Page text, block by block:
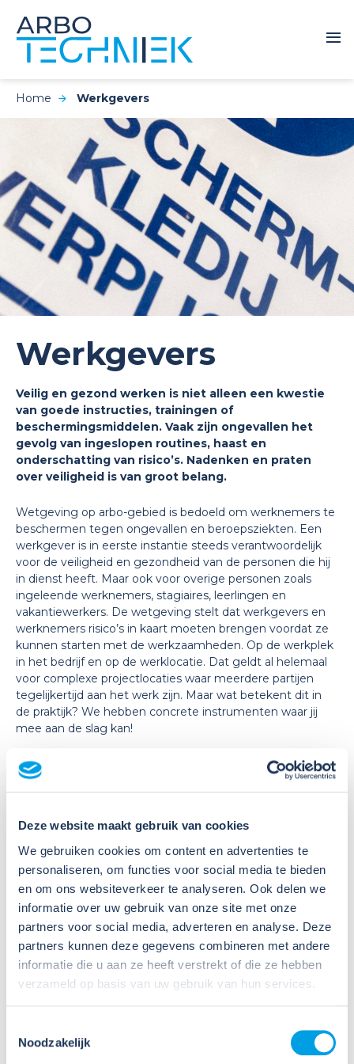
Deze website maakt gebruik van cookies
We gebruiken cookies om content en advertenties te
personaliseren, om functies voor social media te bieden
en om ons websiteverkeer te analyseren. Ook delen we
informatie over uw gebruik van onze site met onze
partners voor social media, adverteren en analyse. Deze
partners kunnen deze gegevens combineren met andere
informatie die u aan ze heeft verstrekt of die ze hebben
verzameld op basis van uw gebruik van hun services.
Noodzakelijk
Home Werkgevers
Werkgevers
Veilig en gezond werken is niet alleen een kwestie
van goede instructies, trainingen of
beschermingsmiddelen. Vaak zijn ongevallen het
gevolg van ingeslopen routines, haast en
onderschatting van risico’s. Nadenken en praten
over veiligheid is van groot belang.
Wetgeving op arbo-gebied is bedoeld om werknemers te
beschermen tegen ongevallen en beroepsziekten. Een
werkgever is in eerste instantie steeds verantwoordelijk
voor de veiligheid en gezondheid van de personen die hij
in dienst heeft. Maar ook voor overige personen zoals
ingeleende werknemers, stagiaires, leerlingen en
vakantiewerkers. De wetgeving stelt dat werkgevers en
werknemers risico’s in kaart moeten brengen voordat ze
kunnen starten met de werkzaamheden. Op de werkplek
in het bedrijf en op de werklocatie. Dat geldt al helemaal
voor complexe projectlocaties waar meerdere partijen
tegelijkertijd aan het werk zijn. Maar wat betekent dit in
de praktijk? We hebben concrete instrumenten waar jij
mee aan de slag kan!
Veiligheidsclausule voor offertes
Als bedrijf wil je graag laten zien dat je werkt volgens de
geldende Arborichtlijnen. Veilig en gezond dus. In offertes
de richtlijnen in de Arbocatalogus in de installatie- en
isolatiebranche. Dezeclausulekan kort zijn of
meer uitgebreid.
Risico-inventarisatie en -evaluatie
Volgens de Arbowet zijn bedrijven verplicht een risico-
inventarisatie en -evaluatie (RI&E) op te stellen. Je
leesthiermeer over de RI&E en over de voorwaarden
waaraan bedrijven moeten voldoen.
veranderen is niet makkelijk. Het principe van de
toolboxmeeting is dat door een korte tekst of presentatie